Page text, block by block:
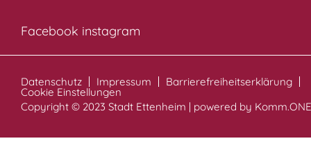
Facebook instagram
Datenschutz Impressum Barrierefreiheitserklärung
Cookie Einstellungen
Copyright © 2023 Stadt Ettenheim | powered by Komm.ONE